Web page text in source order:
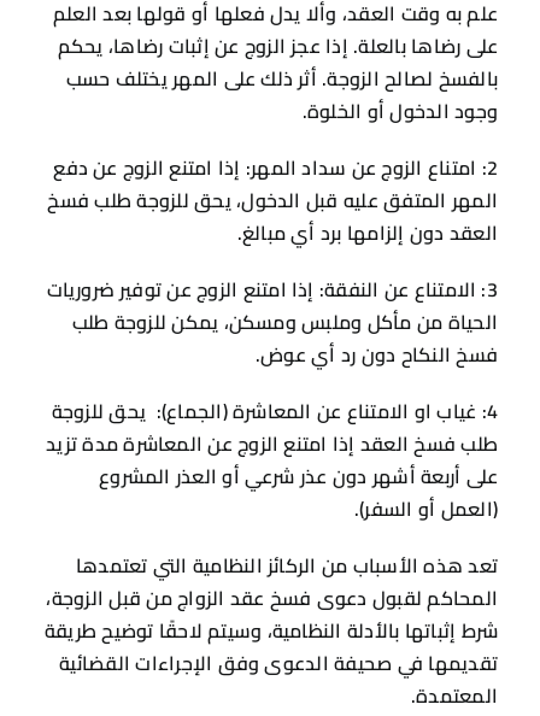
علم به وقت العقد، وألا يدل فعلها أو قولها بعد العلم
على رضاها بالعلة. إذا عجز الزوج عن إثبات رضاها، يحكم
بالفسخ لصالح الزوجة. أثر ذلك على المهر يختلف حسب
وجود الدخول أو الخلوة.
2: امتناع الزوج عن سداد المهر: إذا امتنع الزوج عن دفع
المهر المتفق عليه قبل الدخول، يحق للزوجة طلب فسخ
العقد دون إلزامها برد أي مبالغ.
3: الامتناع عن النفقة: إذا امتنع الزوج عن توفير ضروريات
الحياة من مأكل وملبس ومسكن، يمكن للزوجة طلب
فسخ النكاح دون رد أي عوض.
4: غياب او الامتناع عن المعاشرة (الجماع): يحق للزوجة
طلب فسخ العقد إذا امتنع الزوج عن المعاشرة مدة تزيد
على أربعة أشهر دون عذر شرعي أو العذر المشروع
(العمل أو السفر).
تعد هذه الأسباب من الركائز النظامية التي تعتمدها
المحاكم لقبول دعوى فسخ عقد الزواج من قبل الزوجة،
شرط إثباتها بالأدلة النظامية، وسيتم لاحقًا توضيح طريقة
تقديمها في صحيفة الدعوى وفق الإجراءات القضائية
المعتمدة.